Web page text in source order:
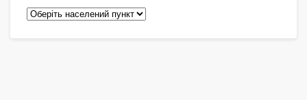
Педіатри